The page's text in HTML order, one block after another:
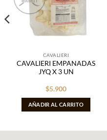
CAVALIERI
CAVALIERI EMPANADAS
JYQ X 3 UN
$5.900
AÑADIR AL CARRITO